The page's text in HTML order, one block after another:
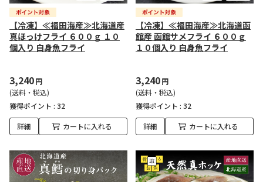
【冷凍】≪福田海産≫北海道産
真ほっけフライ ６００ｇ １０
個入り 白身魚フライ
3,240円
(送料・税込)
獲得ポイント : 32
詳細 カートに入れる
【冷凍】≪福田海産≫北海道函
館産 函館サメフライ ６００ｇ
１０個入り 白身魚フライ
3,240円
(送料・税込)
獲得ポイント : 32
詳細 カートに入れる